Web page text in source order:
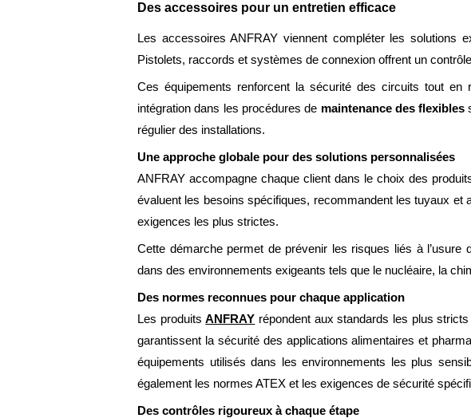
Des accessoires pour un entretien efficace
Les accessoires ANFRAY viennent compléter les solutions
Pistolets, raccords et systèmes de connexion offrent un
Ces équipements renforcent la sécurité des circuits tout
intégration dans les procédures de maintenance des flexibles
régulier des installations.
Une approche globale pour des solutions personnalisées
ANFRAY accompagne chaque client dans le choix des
évaluent les besoins spécifiques, recommandent les tuyaux
exigences les plus strictes.
Cette démarche permet de prévenir les risques liés à
dans des environnements exigeants tels que le nucléaire, la
Des normes reconnues pour chaque application
Les produitsANFRAY répondent aux standards les plus
garantissent la sécurité des applications alimentaires et
équipements utilisés dans les environnements les plus
également les normes ATEX et les exigences de sécurité
Des contrôles rigoureux à chaque étape